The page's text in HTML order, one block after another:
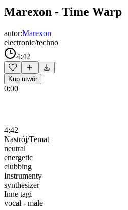
Marexon - Time Warp
autor:Marexon
electronic/techno
4:42
Kup utwór
0:00
4:42
Nastrój/Temat
neutral
energetic
clubbing
Instrumenty
synthesizer
Inne tagi
vocal - male